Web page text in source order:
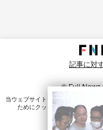
記事に対
© Fuji News
当ウェブサイトでは、ユーザのニー
ためにクッキーを使⽤していま